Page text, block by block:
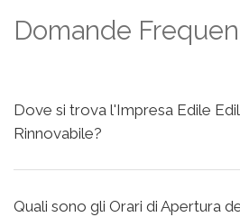
Domande
Dove si trova l'Impresa Edile
Rinnovabile?
Quali sono gli Orari di Apertura